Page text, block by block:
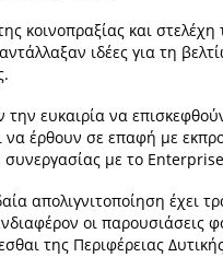
κοινοπραξίας και
ιδέες για τη
ευκαιρία να
να έρθουν σε επαφή με
συνεργασίας με το
απολιγνιτοποίηση έχει
οι παρουσιάσεις
της Περιφέρειας